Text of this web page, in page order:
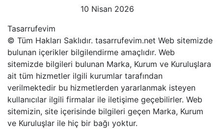
10 Nisan 2026
Tasarrufevim
© Tüm Hakları Saklıdır. tasarrufevim.net Web sitemizde
bulunan içerikler bilgilendirme amaçlıdır. Web
sitemizde bilgileri bulunan Marka, Kurum ve Kuruluşlara
ait tüm hizmetler ilgili kurumlar tarafından
verilmektedir bu hizmetlerden yararlanmak isteyen
kullanıcılar ilgili firmalar ile iletişime geçebilirler. Web
sitemizin, site içerisinde bilgileri geçen Marka, Kurum
ve Kuruluşlar ile hiç bir bağı yoktur.